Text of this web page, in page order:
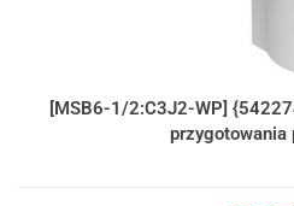
[MSB6-1/2:C3J2-WP]
przygotowania